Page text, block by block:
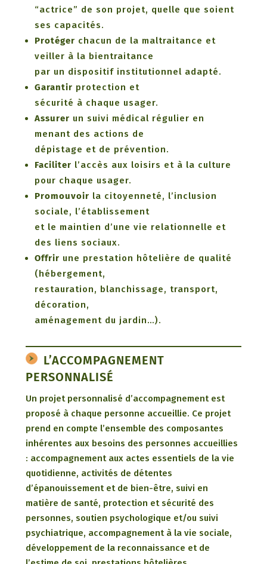
“actrice” de son projet, quelle que soient
ses capacités.
Protéger chacun de la maltraitance et
veiller à la bientraitance
par un dispositif institutionnel adapté.
Garantir protection et
sécurité à chaque usager.
Assurer un suivi médical régulier en
menant des actions de
dépistage et de prévention.
Faciliter l’accès aux loisirs et à la culture
pour chaque usager.
Promouvoir la citoyenneté, l’inclusion
sociale, l’établissement
et le maintien d’une vie relationnelle et
des liens sociaux.
Offrir une prestation hôtelière de qualité
(hébergement,
restauration, blanchissage, transport,
décoration,
aménagement du jardin…).
L’ACCOMPAGNEMENT
PERSONNALISÉ
Un projet personnalisé d’accompagnement est
proposé à chaque personne accueillie. Ce projet
prend en compte l’ensemble des composantes
inhérentes aux besoins des personnes accueillies
: accompagnement aux actes essentiels de la vie
quotidienne, activités de détentes
d’épanouissement et de bien-être, suivi en
matière de santé, protection et sécurité des
personnes, soutien psychologique et/ou suivi
psychiatrique, accompagnement à la vie sociale,
développement de la reconnaissance et de